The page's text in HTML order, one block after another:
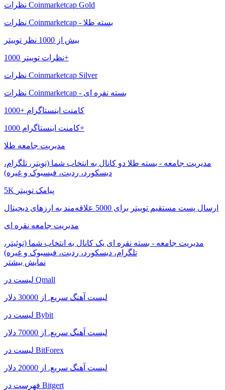
نظرات Coinmarketcap Gold
نظرات Coinmarketcap - بسته طلا
بیش از 1000 نظر توییتر
نظرات توییتر 1000+
نظرات Coinmarketcap Silver
نظرات Coinmarketcap - بسته نقره ای
1000+ کامنت اینستاگرام
کامنت اینستاگرام 1000+
مدیریت جامعه طلا
مدیریت جامعه - بسته طلا دو کانال به انتخاب شما (تویتر، تلگرام،
دیسکورد، ردیت، فیسبوک و غیره)
5K پیامک توییتر
ارسال پست مستقیم توییتر برای 5000 علاقه‌مند به ارزهای دیجیتال
مدیریت جامعه نقره ای
مدیریت جامعه - بسته نقره ای یک کانال به انتخاب شما (توئیتر،
تلگرام، دیسکورد، ردیت، فیسبوک و غیره)
نمایش بیشتر
لیست در Qmall
لیست آهنگ سریع. از 30000 دلار
لیست در Bybit
لیست آهنگ سریع. از 70000 دلار
لیست در BitForex
لیست آهنگ سریع. از 20000 دلار
فهرست در Bitgert